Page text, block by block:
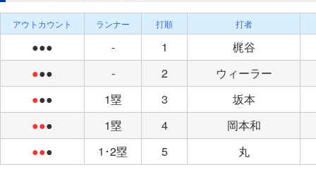
アウトカウント ランナー 打順 打者
●●● - 1
梶谷
●●● - 2
ウィーラー
●●● 1塁 3
坂本
●●● 1塁 4
岡本和
●●● 1･2塁 5 丸